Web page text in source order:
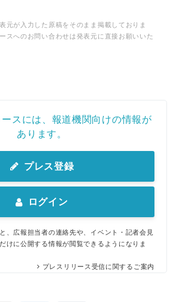
元が入力した原稿をそのまま掲載しておりま
スへのお問い合わせは発表元に直接お願いいた
スには、報道機関向けの情報が
あります。
プレス登録
ログイン
、広報担当者の連絡先や、イベント・記者会見
けに公開する情報が閲覧できるようになりま
プレスリリース受信に関するご案内